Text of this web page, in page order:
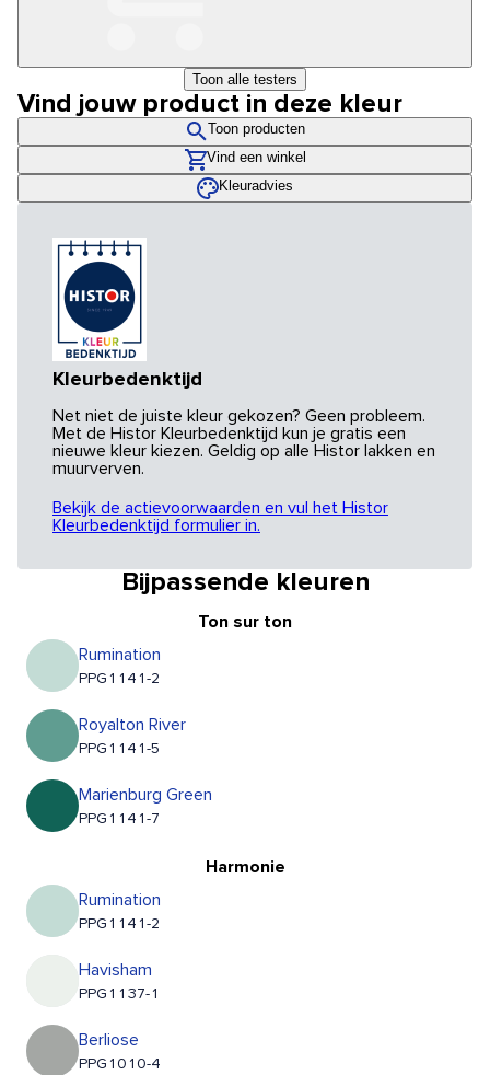
Toon alle testers
Vind jouw product in deze kleur
Toon producten
Vind een winkel
Kleuradvies
Kleurbedenktijd
Net niet de juiste kleur gekozen? Geen probleem.
Met de Histor Kleurbedenktijd kun je gratis een
nieuwe kleur kiezen. Geldig op alle Histor lakken en
muurverven.
Bekijk de actievoorwaarden en vul het Histor
Kleurbedenktijd formulier in.
Bijpassende kleuren
Ton sur ton
Rumination
PPG1141-2
Royalton River
PPG1141-5
Marienburg Green
PPG1141-7
Harmonie
Rumination
PPG1141-2
Havisham
PPG1137-1
Berliose
PPG1010-4